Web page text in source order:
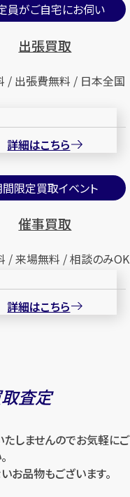
員がご自宅にお伺い
出張買取
/ 出張費無料 / 日本全国
詳細はこちら
限定買取イベント
催事買取
/ 来場無料 / 相談のみOK
詳細はこちら
査定
しませんのでお気軽にご
お品物もございます。